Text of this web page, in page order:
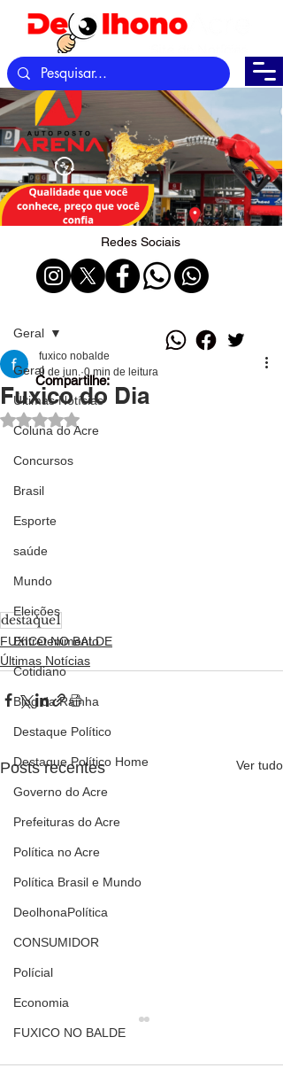
Redes Sociais
Geral
Últimas Notícias
Coluna do Acre
Concursos
Brasil
Esporte
saúde
Mundo
Eleições
Entretenimento
Cotidiano
Blog da Rainha
Destaque Político
Destaque Político Home
Governo do Acre
Prefeituras do Acre
Política no Acre
Política Brasil e Mundo
DeolhonaPolítica
CONSUMIDOR
Polícial
Economia
FUXICO NO BALDE
Geral
Fuxico do Dia
fuxico nobalde
9 de jun. 0 min de leitura
Avaliado com NaN de 5 estrelas.
destaque1
FUXICO NO BALDE
Últimas Notícias
Posts recentes Ver tudo
Compartilhe: